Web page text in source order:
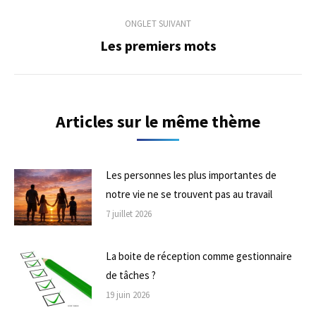
commentaireONGLET SUIVANT
Onglet
Les premiers mots
Articles sur le même thème
Les personnes les plus importantes de
notre vie ne se trouvent pas au travail
7 juillet 2026
La boite de réception comme gestionnaire
de tâches ?
19 juin 2026